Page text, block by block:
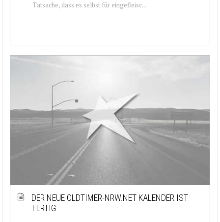
Tatsache, dass es selbst für eingefleisc...
DER NEUE OLDTIMER-NRW.NET KALENDER IST
FERTIG